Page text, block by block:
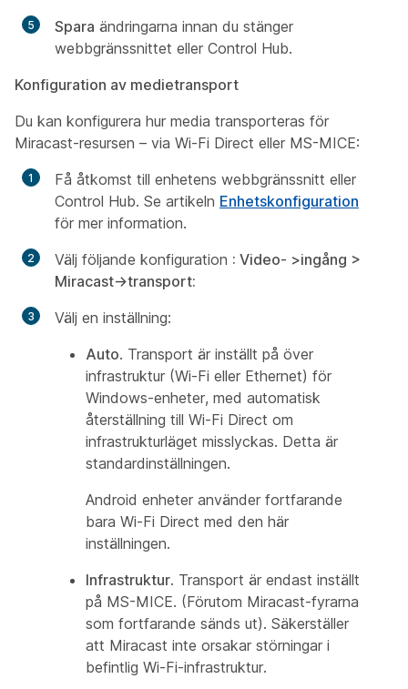
Spara ändringarna innan du stänger
webbgränssnittet eller Control Hub.
Konfiguration av medietransport
Du kan konfigurera hur media transporteras för
Miracast-resursen – via Wi-Fi Direct eller MS-MICE:
Få åtkomst till enhetens webbgränssnitt eller
Control Hub. Se artikeln Enhetskonfiguration
för mer information.
Välj följande konfiguration : Video- >ingång >
Miracast->transport:
Välj en inställning:
Auto. Transport är inställt på över
infrastruktur (Wi-Fi eller Ethernet) för
Windows-enheter, med automatisk
återställning till Wi-Fi Direct om
infrastrukturläget misslyckas. Detta är
standardinställningen.
Android enheter använder fortfarande
bara Wi-Fi Direct med den här
inställningen.
Infrastruktur. Transport är endast inställt
på MS-MICE. (Förutom Miracast-fyrarna
som fortfarande sänds ut). Säkerställer
att Miracast inte orsakar störningar i
befintlig Wi-Fi-infrastruktur.